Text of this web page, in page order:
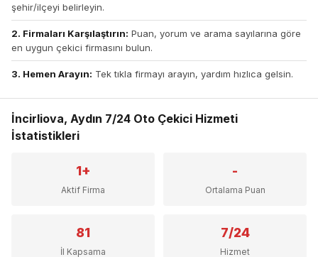
şehir/ilçeyi belirleyin.
2. Firmaları Karşılaştırın: Puan, yorum ve arama sayılarına göre
en uygun çekici firmasını bulun.
3. Hemen Arayın: Tek tıkla firmayı arayın, yardım hızlıca gelsin.
İncirliova, Aydın 7/24 Oto Çekici Hizmeti
İstatistikleri
1+
Aktif Firma
-
Ortalama Puan
81
İl Kapsama
7/24
Hizmet